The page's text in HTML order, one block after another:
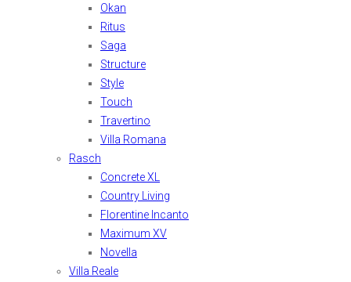
Okan
Ritus
Saga
Structure
Style
Touch
Travertino
Villa Romana
Rasch
Concrete XL
Country Living
Florentine Incanto
Maximum XV
Novella
Villa Reale